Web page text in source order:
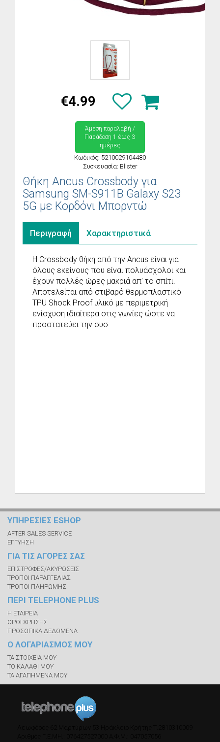
€4.99
Άμεση παραλαβή /
Παράδoση 1 έως 3
ημέρες
Κωδικός: 5210029104480
Συσκευασία: Blister
Θήκη Ancus Crossbody για
Samsung SM-S911B Galaxy S23
5G με Κορδόνι Μπορντώ
Περιγραφή Χαρακτηριστικά
Η Crossbody θήκη από την Ancus είναι για
όλους εκείνους που είναι πολυάσχολοι και
έχουν πολλές ώρες μακριά απ' το σπίτι.
Αποτελείται από στιβαρό θερμοπλαστικό
TPU Shock Proof υλικό με περιμετρική
ενίσχυση ιδιαίτερα στις γωνίες ώστε να
προστατεύει την συσ
ΥΠΗΡΕΣΙΕΣ ESHOP
AFTER SALES SERVICE
ΕΓΓΥΗΣΗ
ΓΙΑ ΤΙΣ ΑΓΟΡΕΣ ΣΑΣ
ΕΠΙΣΤΡΟΦΕΣ/ΑΚΥΡΩΣΕΙΣ
ΤΡΟΠΟΙ ΠΑΡΑΓΓΕΛΙΑΣ
ΤΡΟΠΟΙ ΠΛΗΡΩΜΗΣ
ΠΕΡΙ TELEPHONE PLUS
Η ΕΤΑΙΡΕΙΑ
ΟΡΟΙ ΧΡΗΣΗΣ
ΠΡΟΣΩΠΙΚΑ ΔΕΔΟΜΕΝΑ
Ο ΛΟΓΑΡΙΑΣΜΟΣ ΜΟΥ
ΤΑ ΣΤΟΙΧΕΙΑ ΜΟΥ
ΤΟ ΚΑΛΑΘΙ ΜΟΥ
ΤΑ ΑΓΑΠΗΜΕΝΑ ΜΟΥ